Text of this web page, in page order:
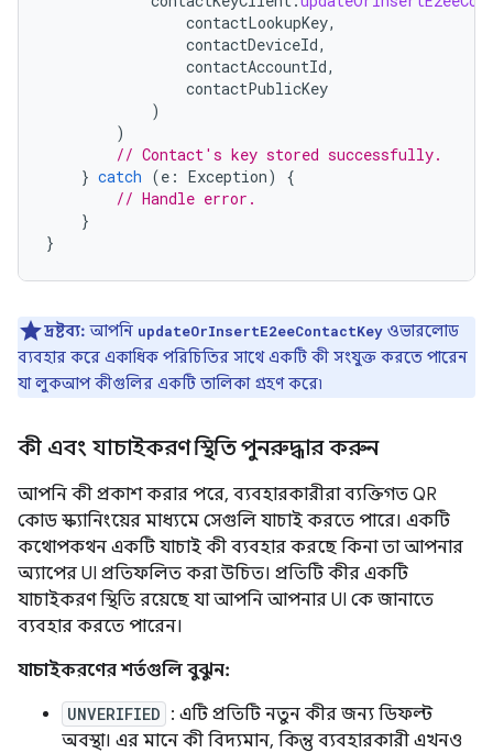
contactLookupKey,
contactDeviceId,
contactAccountId,
contactPublicKey
)
)
// Contact's key stored successfully.
} catch (e : Exception)
{
// Handle error.
}
}
দ্রষ্টব্য: আপনি updateOrInsertE2eeContactKey ওভারলোড
ব্যবহার করে একাধিক পরিচিতির সাথে একটি কী সংযুক্ত করতে পারেন
যা লুকআপ কীগুলির একটি তালিকা গ্রহণ করে৷
কী এবং যাচাইকরণ স্থিতি পুনরুদ্ধার করুন
আপনি কী প্রকাশ করার পরে, ব্যবহারকারীরা ব্যক্তিগত QR
কোড স্ক্যানিংয়ের মাধ্যমে সেগুলি যাচাই করতে পারে। একটি
কথোপকথন একটি যাচাই কী ব্যবহার করছে কিনা তা আপনার
অ্যাপের UI প্রতিফলিত করা উচিত। প্রতিটি কীর একটি
যাচাইকরণ স্থিতি রয়েছে যা আপনি আপনার UI কে জানাতে
ব্যবহার করতে পারেন।
যাচাইকরণের শর্তগুলি বুঝুন:
UNVERIFIED : এটি প্রতিটি নতুন কীর জন্য ডিফল্ট
অবস্থা। এর মানে কী বিদ্যমান, কিন্তু ব্যবহারকারী এখনও